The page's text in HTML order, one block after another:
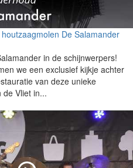
De Salamander
in de schijnwerpers!
we een exclusief kijkje achter
van deze unieke
de Vliet in...